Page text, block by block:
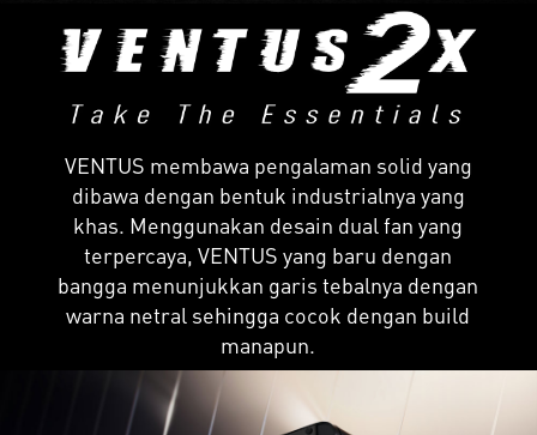
VENTUS membawa pengalaman solid yang
dibawa dengan bentuk industrialnya yang
khas. Menggunakan desain dual fan yang
terpercaya, VENTUS yang baru dengan
bangga menunjukkan garis tebalnya dengan
warna netral sehingga cocok dengan build
manapun.